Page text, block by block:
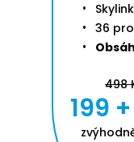
36
498
199